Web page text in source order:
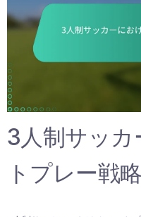
3人制サッカ
トプレー戦